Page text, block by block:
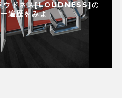
ウドネス[LOUDNESS]の
遍歴をみよ